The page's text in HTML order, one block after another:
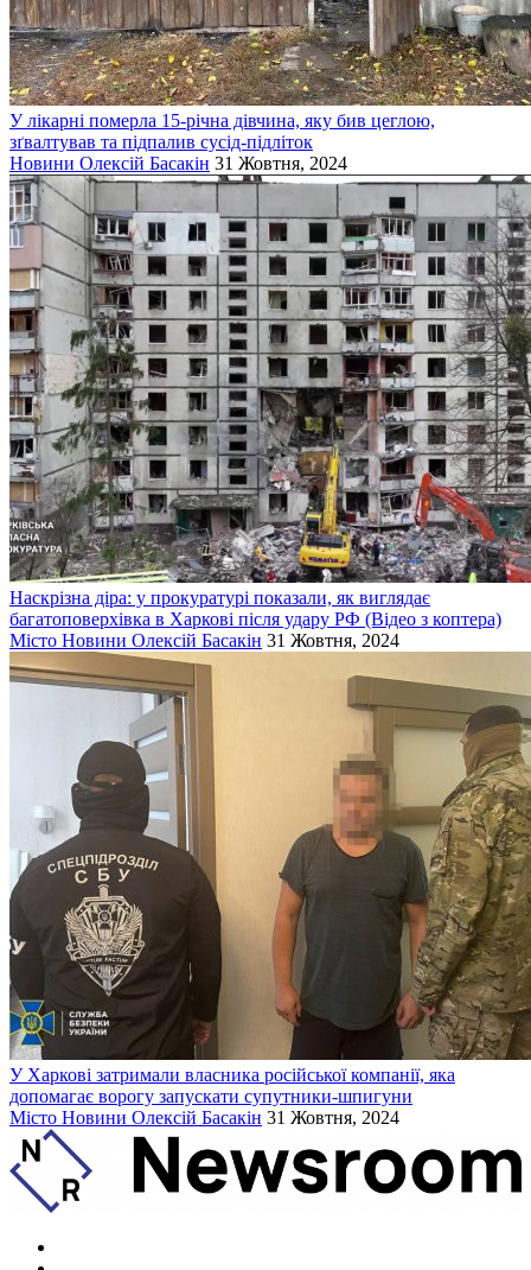
У лікарні померла 15-річна дівчина, яку бив цеглою,
зґвалтував та підпалив сусід-підліток
Новини Олексій Басакін 31 Жовтня, 2024
Наскрізна діра: у прокуратурі показали, як виглядає
багатоповерхівка в Харкові після удару РФ (Відео з коптера)
Місто Новини Олексій Басакін 31 Жовтня, 2024
У Харкові затримали власника російської компанії, яка
допомагає ворогу запускати супутники-шпигуни
Місто Новини Олексій Басакін 31 Жовтня, 2024